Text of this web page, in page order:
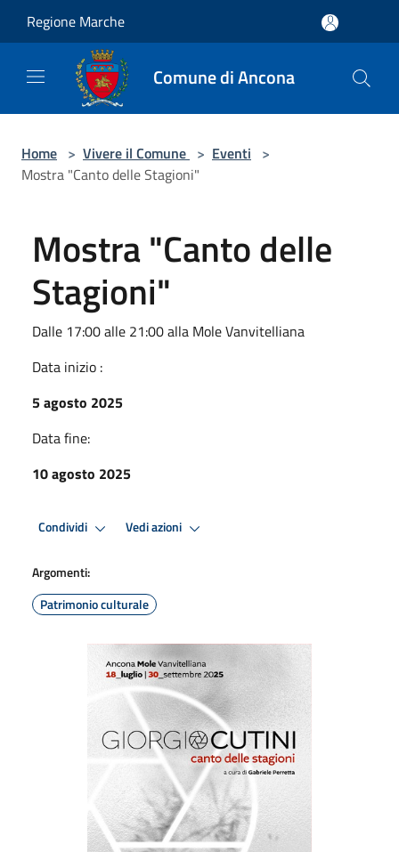
Regione Marche
Comune di Ancona
Home > Vivere il Comune > Eventi >
Mostra "Canto delle Stagioni"
Mostra "Canto delle
Stagioni"
Dalle 17:00 alle 21:00 alla Mole Vanvitelliana
Data inizio :
5 agosto 2025
Data fine:
10 agosto 2025
Condividi Vedi azioni
Argomenti:
Patrimonio culturale